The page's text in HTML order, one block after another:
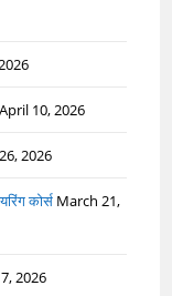
April 10, 2026
2026
कोर्स March 21,
2026